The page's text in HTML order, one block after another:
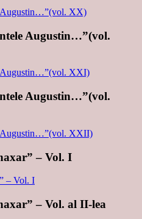
Augustin…”(vol.
Augustin…”(vol.
– Vol. I
– Vol. al II-lea